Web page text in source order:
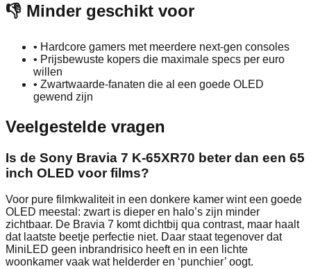
👎 Minder geschikt voor
• Hardcore gamers met meerdere next-gen consoles
• Prijsbewuste kopers die maximale specs per euro
willen
• Zwartwaarde-fanaten die al een goede OLED
gewend zijn
Veelgestelde vragen
Is de Sony Bravia 7 K-65XR70 beter dan een 65
inch OLED voor films?
Voor pure filmkwaliteit in een donkere kamer wint een goede
OLED meestal: zwart is dieper en halo’s zijn minder
zichtbaar. De Bravia 7 komt dichtbij qua contrast, maar haalt
dat laatste beetje perfectie niet. Daar staat tegenover dat
MiniLED geen inbrandrisico heeft en in een lichte
woonkamer vaak wat helderder en ‘punchier’ oogt.